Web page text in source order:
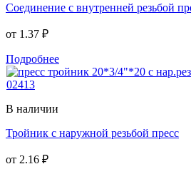
Соединение с внутренней резьбой
от 1.37 ₽
Подробнее
В наличии
Тройник с наружной резьбой пресс
от 2.16 ₽